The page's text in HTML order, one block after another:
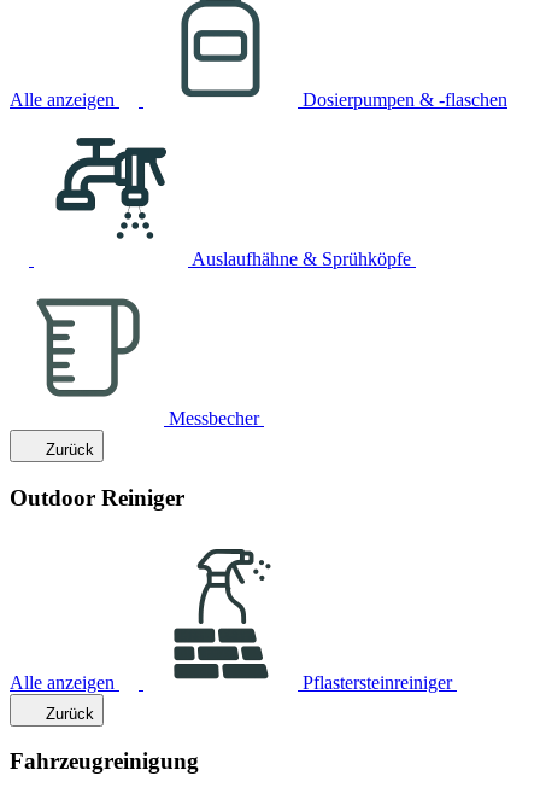
Alle anzeigen Dosierpumpen & -flaschen
Auslaufhähne & Sprühköpfe
Messbecher
Zurück
Outdoor Reiniger
Alle anzeigen Pflastersteinreiniger
Zurück
Fahrzeugreinigung